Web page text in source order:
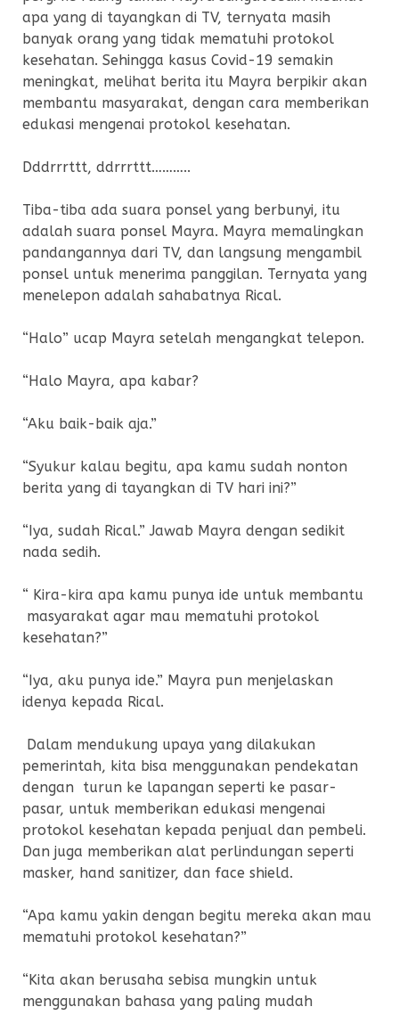
apa yang di tayangkan di TV, ternyata masih
banyak orang yang tidak mematuhi protokol
kesehatan. Sehingga kasus Covid-19 semakin
meningkat, melihat berita itu Mayra berpikir akan
membantu masyarakat, dengan cara memberikan
edukasi mengenai protokol kesehatan.
Dddrrrttt, ddrrrttt………..
Tiba-tiba ada suara ponsel yang berbunyi, itu
adalah suara ponsel Mayra. Mayra memalingkan
pandangannya dari TV, dan langsung mengambil
ponsel untuk menerima panggilan. Ternyata yang
menelepon adalah sahabatnya Rical.
“Halo” ucap Mayra setelah mengangkat telepon.
“Halo Mayra, apa kabar?
“Aku baik-baik aja.”
“Syukur kalau begitu, apa kamu sudah nonton
berita yang di tayangkan di TV hari ini?”
“Iya, sudah Rical.” Jawab Mayra dengan sedikit
nada sedih.
“ Kira-kira apa kamu punya ide untuk membantu
masyarakat agar mau mematuhi protokol
kesehatan?”
“Iya, aku punya ide.” Mayra pun menjelaskan
idenya kepada Rical.
Dalam mendukung upaya yang dilakukan
pemerintah, kita bisa menggunakan pendekatan
dengan turun ke lapangan seperti ke pasar-
pasar, untuk memberikan edukasi mengenai
protokol kesehatan kepada penjual dan pembeli.
Dan juga memberikan alat perlindungan seperti
masker, hand sanitizer, dan face shield.
“Apa kamu yakin dengan begitu mereka akan mau
mematuhi protokol kesehatan?”
“Kita akan berusaha sebisa mungkin untuk
menggunakan bahasa yang paling mudah